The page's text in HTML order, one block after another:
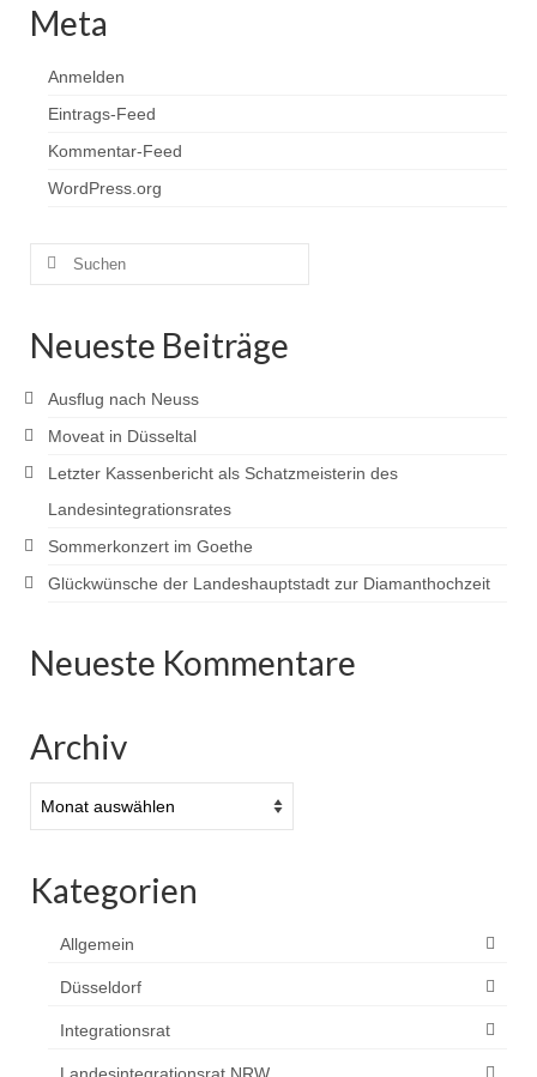
Meta
Anmelden
Eintrags-Feed
Kommentar-Feed
WordPress.org
Suchen
Neueste Beiträge
Ausflug nach Neuss
Moveat in Düsseltal
Letzter Kassenbericht als Schatzmeisterin des
Landesintegrationsrates
Sommerkonzert im Goethe
Glückwünsche der Landeshauptstadt zur Diamanthochzeit
Neueste Kommentare
Archiv
Kategorien
Allgemein
Düsseldorf
Integrationsrat